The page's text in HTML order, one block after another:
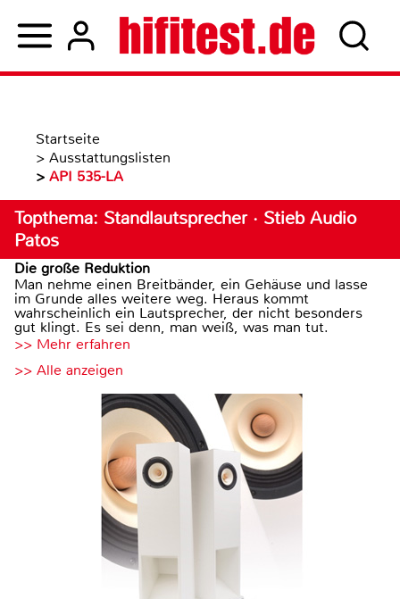
Startseite
> Ausstattungslisten
> API 535-LA
Topthema: Standlautsprecher · Stieb Audio
Patos
Die große Reduktion
Man nehme einen Breitbänder, ein Gehäuse und lasse
im Grunde alles weitere weg. Heraus kommt
wahrscheinlich ein Lautsprecher, der nicht besonders
gut klingt. Es sei denn, man weiß, was man tut.
>> Mehr erfahren
>> Alle anzeigen